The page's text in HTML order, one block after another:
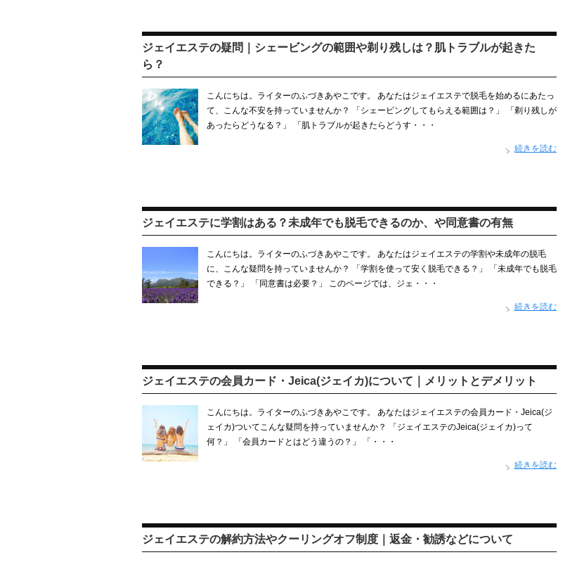
ジェイエステの疑問｜シェービングの範囲や剃り残しは？肌トラブルが起きた
ら？
こんにちは。ライターのふづきあやこです。 あなたはジェイエステで脱毛を始めるにあたっ
て、こんな不安を持っていませんか？ 「シェービングしてもらえる範囲は？」 「剃り残しが
あったらどうなる？」 「肌トラブルが起きたらどうす・・・
続きを読む
ジェイエステに学割はある？未成年でも脱毛できるのか、や同意書の有無
こんにちは。ライターのふづきあやこです。 あなたはジェイエステの学割や未成年の脱毛
に、こんな疑問を持っていませんか？ 「学割を使って安く脱毛できる？」 「未成年でも脱毛
できる？」 「同意書は必要？」 このページでは、ジェ・・・
続きを読む
ジェイエステの会員カード・Jeica(ジェイカ)について｜メリットとデメリット
こんにちは。ライターのふづきあやこです。 あなたはジェイエステの会員カード・Jeica(ジ
ェイカ)ついてこんな疑問を持っていませんか？ 「ジェイエステのJeica(ジェイカ)って
何？」 「会員カードとはどう違うの？」 「・・・
続きを読む
ジェイエステの解約方法やクーリングオフ制度｜返金・勧誘などについて